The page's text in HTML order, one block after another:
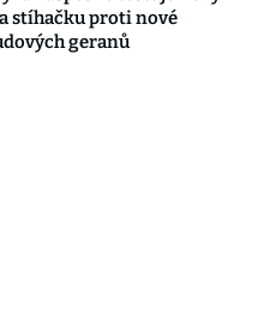
stíhačku proti nové
geranů